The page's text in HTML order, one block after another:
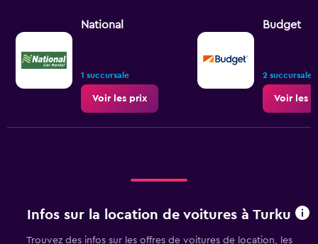
National
1 succursale
Voir les prix
Budget
2 succursales
Voir les
Infos sur la location de voitures à Turku
Trouvez des infos sur les offres de voitures de location, les